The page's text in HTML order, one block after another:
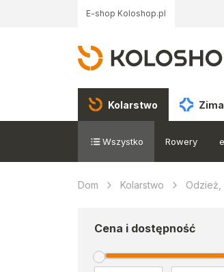
E-shop Koloshop.pl
Kolarstwo Zima
Wszystko Rowery
Dom Kolarstwo Odzież,
Cena i dostępność